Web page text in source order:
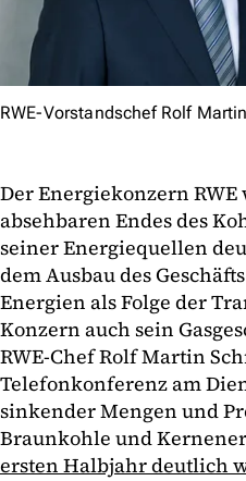
RWE-Vorstandschef Rolf
Der Energiekonzern
absehbaren Endes des
seiner Energiequellen
dem Ausbau des
Energien als Folge der
Konzern auch sein
RWE-Chef Rolf Martin
Telefonkonferenz am
sinkender Mengen und
Braunkohle und
ersten Halbjahr deutlich